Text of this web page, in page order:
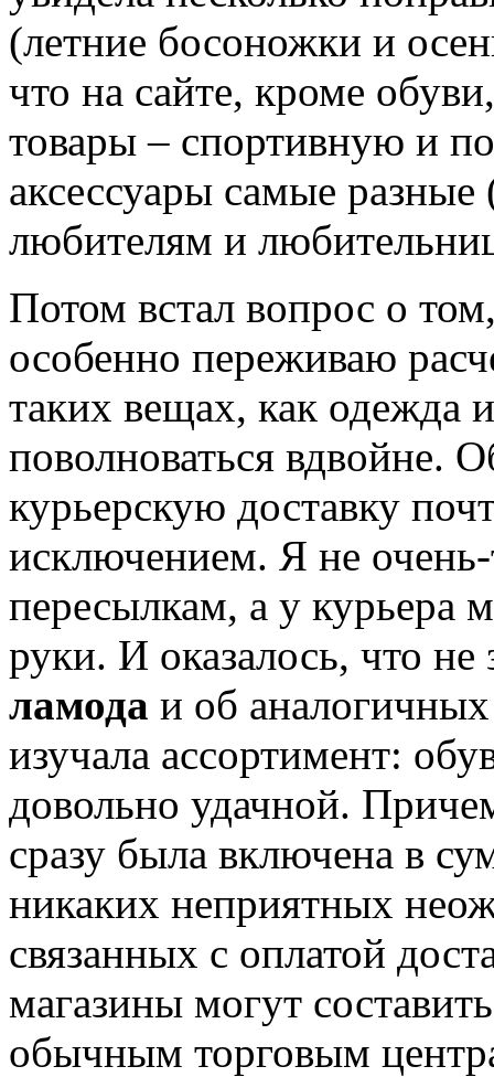
(летние босоножки и
что на сайте, кроме
товары – спортивную и
аксессуары самые разные
любителям и
Потом встал вопрос о том,
особенно переживаю
таких вещах, как одежда
поволноваться вдвойне.
курьерскую доставку
исключением. Я не
пересылкам, а у курьера
руки. И оказалось, что не
ламода и об
изучала ассортимент:
довольно удачной.
сразу была включена в
никаких неприятных
связанных с оплатой
магазины могут
обычным торговым